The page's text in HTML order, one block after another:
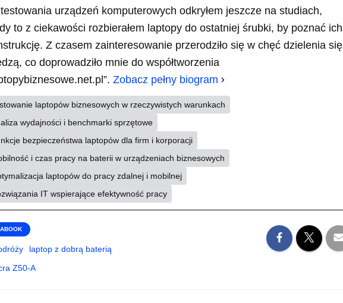
urządzeń komputerowych odkryłem jeszcze na studiach,
to z ciekawości rozbierałem laptopy do ostatniej śrubki, by poznać ich
Z czasem zainteresowanie przerodziło się w chęć dzielenia się
co doprowadziło mnie do współtworzenia
Zobacz pełny biogram
laptopów biznesowych w rzeczywistych warunkach
wydajności i benchmarki sprzętowe
bezpieczeństwa laptopów dla firm i korporacji
i czas pracy na baterii w urządzeniach biznesowych
laptopów do pracy zdalnej i mobilnej
IT wspierające efektywność pracy
laptop z dobrą baterią
Z50-A